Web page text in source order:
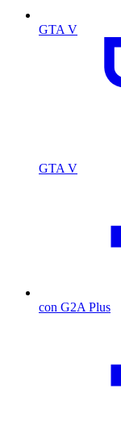
GTA V
GTA V
con G2A Plus